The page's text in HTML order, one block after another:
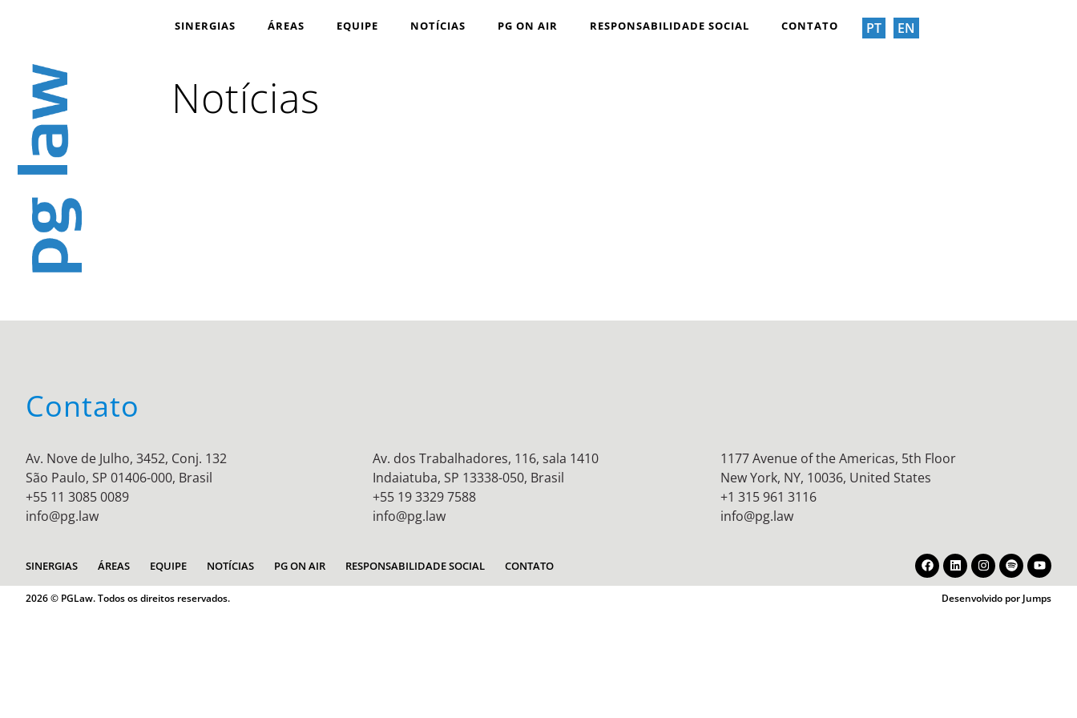
SINERGIAS ÁREAS EQUIPE NOTÍCIAS PG ON AIR RESPONSABILIDADE SOCIAL CONTATO PT EN
Notícias
Contato
Av. Nove de Julho, 3452, Conj. 132
São Paulo, SP 01406-000, Brasil
+55 11 3085 0089
info@pg.law
Av. dos Trabalhadores, 116, sala 1410
Indaiatuba, SP 13338-050, Brasil
+55 19 3329 7588
info@pg.law
1177 Avenue of the Americas, 5th Floor
New York, NY, 10036, United States
+1 315 961 3116
info@pg.law
SINERGIAS ÁREAS EQUIPE NOTÍCIAS PG ON AIR RESPONSABILIDADE SOCIAL CONTATO
2026 © PGLaw. Todos os direitos reservados. Desenvolvido por Jumps